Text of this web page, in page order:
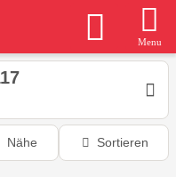
Menu
Nähe Sortieren